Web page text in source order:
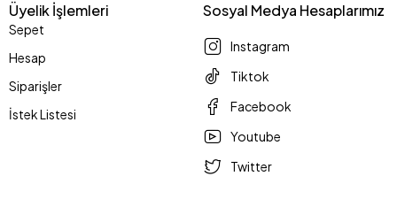
Üyelik İşlemleri
Sepet
Hesap
Siparişler
İstek Listesi
Sosyal Medya Hesaplarımız
Instagram
Tiktok
Facebook
Youtube
Twitter